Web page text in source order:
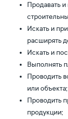
Продавать
Искать и
расширять
Искать и
Выполнять
Проводить
или объекта;
Проводить
продукции;